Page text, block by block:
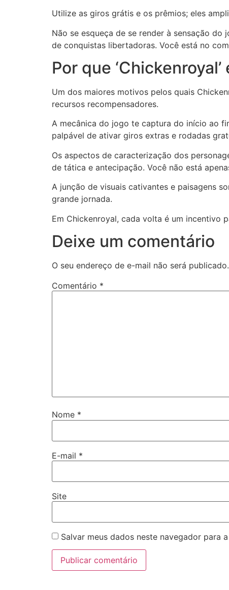
Utilize as giros grátis e os prêmios; eles
Não se esqueça de se render à sensação
de conquistas libertadoras. Você está no
Por que
Um dos maiores motivos pelos quais
recursos recompensadores.
A mecânica do jogo te captura do início ao
palpável de ativar giros extras e rodadas
Os aspectos de caracterização dos
de tática e antecipação. Você não está
A junção de visuais cativantes e paisagens
grande jornada.
Em Chickenroyal, cada volta é um incentivo
Deixe um comentário
O seu endereço de e-mail não será publicado.
Comentário *
Nome *
E-mail *
Site
Salvar meus dados neste navegador para